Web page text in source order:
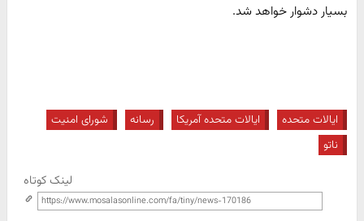
بسیار دشوار خواهد شد.
ایالات متحده ایالات متحده آمریکا رسانه
شورای امنیت
ناتو
لینک کوتاه